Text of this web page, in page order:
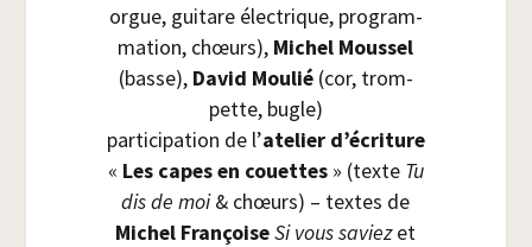
orgue, gui­tare élec­trique, pro­gram­
ma­tion, chœurs), Michel Mous­sel
(basse), David Mou­lié(cor, trom­
pette, bugle)
par­ti­ci­pa­tion de l’ate­lier d’écriture
« Les capes en couettes » (texte Tu
dis de moi& chœurs) – textes de
Michel Fran­çoiseSi vous saviezet